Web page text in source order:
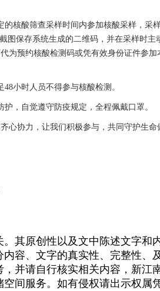
核酸筛查采样时间内参加核酸采样，采
图保存系统生成的二维码，并在采样时主
为预约核酸检测码或凭有效身份证件参加
小时人员不得参与核酸检测。
，自觉遵守防疫规定，全程佩戴口罩。
协力，让我们积极参与，共同守护生命
其原创性以及文中陈述文字和
容、文字的真实性、完整性、
并请自行核实相关内容，新江
间服务。如有侵权请出示权属